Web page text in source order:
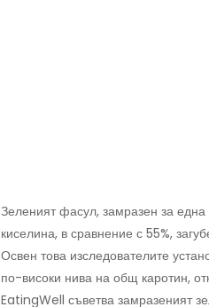
Зеленият фасул, замразен за
киселина, в сравнение с 55%,
Освен това изследователите
по-високи нива на общ каротин,
EatingWell съветва замразеният